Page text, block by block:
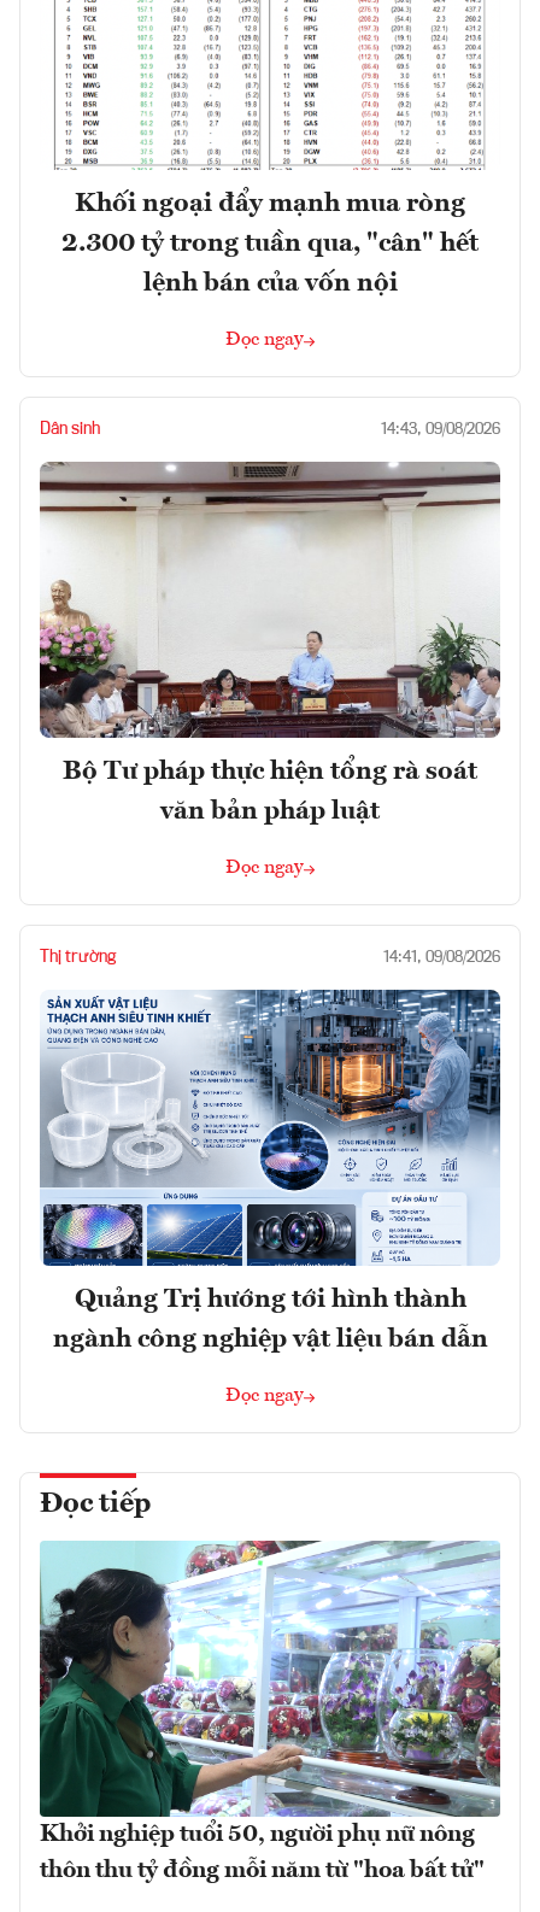
Khối ngoại đẩy mạnh mua ròng
2.300 tỷ trong tuần qua, "cân" hết
lệnh bán của vốn nội
Đọc ngay
Dân sinh 14:43, 09/08/2026
Bộ Tư pháp thực hiện tổng rà soát
văn bản pháp luật
Đọc ngay
Thị trường 14:41, 09/08/2026
Quảng Trị hướng tới hình thành
ngành công nghiệp vật liệu bán dẫn
Đọc ngay
Đọc tiếp
Khởi nghiệp tuổi 50, người phụ nữ nông
thôn thu tỷ đồng mỗi năm từ "hoa bất tử"